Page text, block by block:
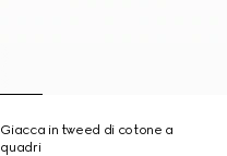
Giacca in tweed di cotone a
quadri